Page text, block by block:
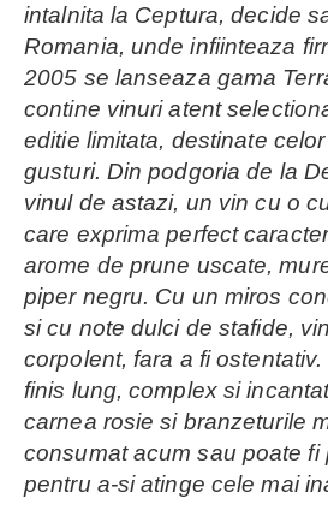
intalnita la Ceptura, decide
Romania, unde infiinteaza
2005 se lanseaza gama
contine vinuri atent
editie limitata, destinate
gusturi. Din podgoria de la
vinul de astazi, un vin cu o
care exprima perfect
arome de prune uscate,
piper negru. Cu un miros
si cu note dulci de stafide,
corpolent, fara a fi
finis lung, complex si
carnea rosie si branzeturile
consumat acum sau poate fi
pentru a-si atinge cele mai